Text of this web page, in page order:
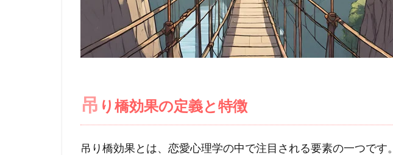
吊 り橋効果の定義と特徴
吊り橋効果とは、恋愛心理学の中で注目される要素の一つです。